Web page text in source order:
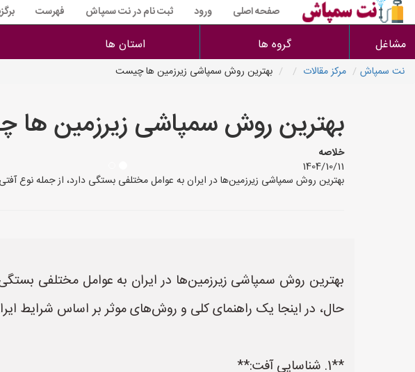
صفحه اصلی ورود ثبت نام در نت سمپاش فهرست
مشاغل گروه ها استان ها
نت سمپاش مرکز مقالات بهترین روش سمپاشی زیرزمین ها چیست
بهترین روش سمپاشی زیرزمین
خلاصه
1404/10/11
بهترین روش سمپاشی زیرزمین‌ها در ایران به عوامل مختلفی بستگی دارد، از جمله نوع
بهترین روش سمپاشی زیرزمین‌ها در ایران به عوامل مختلفی بستگی
حال، در اینجا یک راهنمای کلی و روش‌های موثر بر اساس شرایط
**1. شناسایی آفت:**